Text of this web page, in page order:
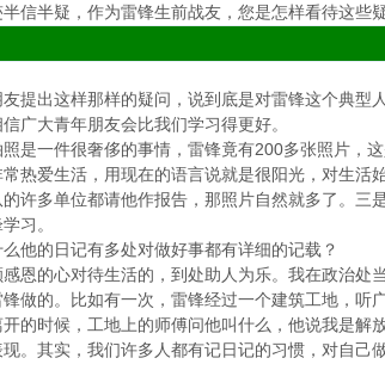
半疑，作为雷锋生前战友，您是怎样看待这些
出这样那样的疑问，说到底是对雷锋这个典型
广大青年朋友会比我们学习得更好。
一件很奢侈的事情，雷锋竟有200多张照片，这
爱生活，用现在的语言说就是很阳光，对生活
许多单位都请他作报告，那照片自然就多了。三
习。
的日记有多处对做好事都有详细的记载？
的心对待生活的，到处助人为乐。我在政治处
做的。比如有一次，雷锋经过一个建筑工地，听
的时候，工地上的师傅问他叫什么，他说我是解
。其实，我们许多人都有记日记的习惯，对自己